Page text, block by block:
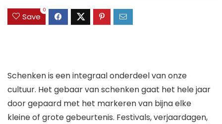
Save
0
Schenken is een integraal onderdeel van onze
cultuur. Het gebaar van schenken gaat het hele jaar
door gepaard met het markeren van bijna elke
kleine of grote gebeurtenis. Festivals, verjaardagen,